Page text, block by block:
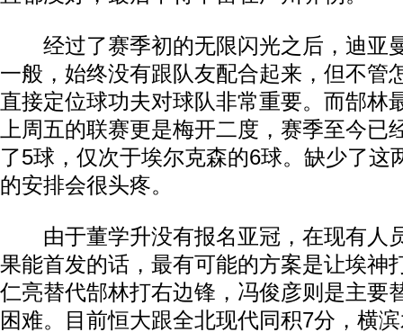
经过了赛季初的无限闪光之后，迪亚
一般，始终没有跟队友配合起来，但不管
直接定位球功夫对球队非常重要。而郜林
上周五的联赛更是梅开二度，赛季至今已
了5球，仅次于埃尔克森的6球。缺少了这
的安排会很头疼。
由于董学升没有报名亚冠，在现有人
果能首发的话，最有可能的方案是让埃神
仁亮替代郜林打右边锋，冯俊彦则是主要
困难。目前恒大跟全北现代同积7分，横